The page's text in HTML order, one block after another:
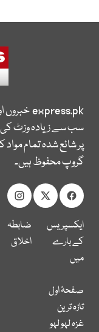
express.pkخبروں
سب سے زیادہ وزٹ
پر شائع شدہ تمام
گروپ محفوظ ہیں۔
ایکسپریس
کے بارے
میں
ضابطہ
اخلاق
صفحۂ اول
تازہ ترین
غزہ لہو لہو